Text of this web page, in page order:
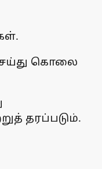
செய்து கொலை
தரப்படும்.